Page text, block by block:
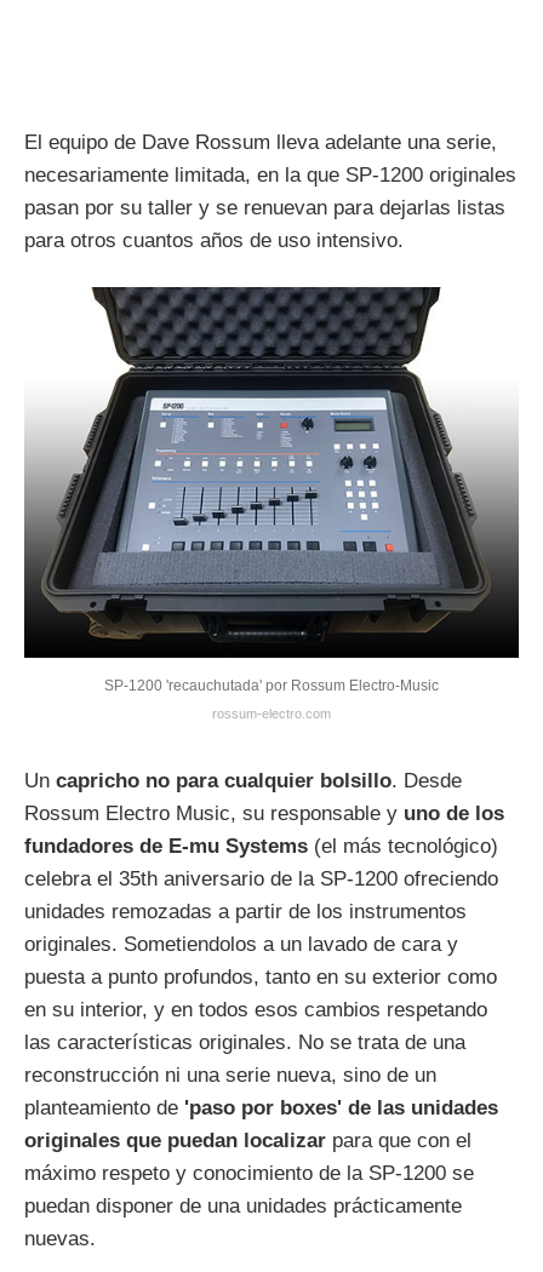
El equipo de Dave Rossum lleva adelante una serie,
necesariamente limitada, en la que SP-1200 originales
pasan por su taller y se renuevan para dejarlas listas
para otros cuantos años de uso intensivo.
SP-1200 'recauchutada' por Rossum Electro-Music
rossum-electro.com
Un capricho no para cualquier bolsillo. Desde
Rossum Electro Music, su responsable y uno de los
fundadores de E-mu Systems (el más tecnológico)
celebra el 35th aniversario de la SP-1200 ofreciendo
unidades remozadas a partir de los instrumentos
originales. Sometiendolos a un lavado de cara y
puesta a punto profundos, tanto en su exterior como
en su interior, y en todos esos cambios respetando
las características originales. No se trata de una
reconstrucción ni una serie nueva, sino de un
planteamiento de 'paso por boxes' de las unidades
originales que puedan localizar para que con el
máximo respeto y conocimiento de la SP-1200 se
puedan disponer de una unidades prácticamente
nuevas.